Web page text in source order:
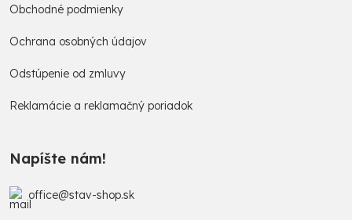
Obchodné podmienky
Ochrana osobných údajov
Odstúpenie od zmluvy
Reklamácie a reklamačný poriadok
Napíšte nám!
office@stav-shop.sk